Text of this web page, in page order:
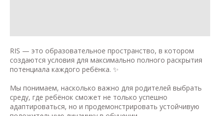
RIS — это образовательное пространство, в котором
создаются условия для максимально полного раскрытия
потенциала каждого ребёнка. ✨
Мы понимаем, насколько важно для родителей выбрать
среду, где ребёнок сможет не только успешно
адаптироваться, но и продемонстрировать устойчивую